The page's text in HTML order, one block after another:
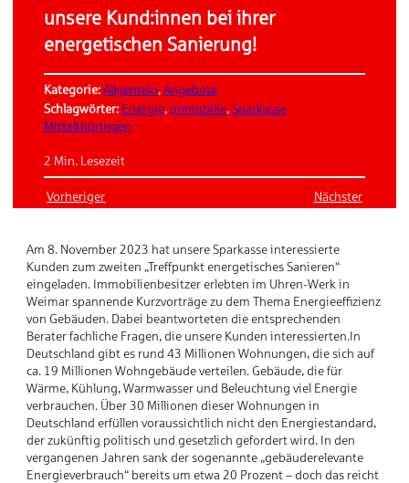
unsere Kund:innen bei ihrer
energetischen Sanierung!
Kategorie:Allgemein, Angebote
Schlagwörter: Energie, Immobilie, Sparkasse
Mittelthüringen
2 Min. Lesezeit
Vorheriger Nächster
Am 8. November 2023 hat unsere Sparkasse interessierte
Kunden zum zweiten „Treffpunkt energetisches Sanieren“
eingeladen. Immobilienbesitzer erlebten im Uhren-Werk in
Weimar spannende Kurzvorträge zu dem Thema Energieeffizienz
von Gebäuden. Dabei beantworteten die entsprechenden
Berater fachliche Fragen, die unsere Kunden interessierten.In
Deutschland gibt es rund 43 Millionen Wohnungen, die sich auf
ca. 19 Millionen Wohngebäude verteilen. Gebäude, die für
Wärme, Kühlung, Warmwasser und Beleuchtung viel Energie
verbrauchen. Über 30 Millionen dieser Wohnungen in
Deutschland erfüllen voraussichtlich nicht den Energiestandard,
der zukünftig politisch und gesetzlich gefordert wird. In den
vergangenen Jahren sank der sogenannte „gebäuderelevante
Energieverbrauch“ bereits um etwa 20 Prozent – doch das reicht